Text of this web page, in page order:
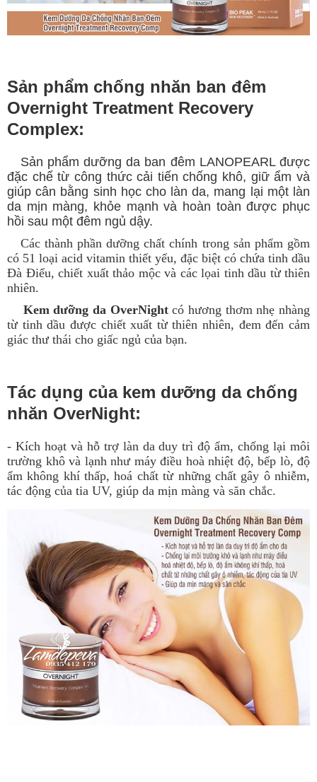
Sản phẩm chống nhăn ban đêm
Overnight Treatment Recovery
Complex:
Sản phẩm dưỡng da ban đêm LANOPEARL được
đặc chế từ công thức cải tiến chống khô, giữ ẩm và
giúp cân bằng sinh học cho làn da, mang lại một làn
da mịn màng, khỏe mạnh và hoàn toàn được phục
hồi sau một đêm ngủ dậy.
Các thành phần dưỡng chất chính trong sản phẩm gồm
có 51 loại acid vitamin thiết yếu, đặc biệt có chứa tinh dầu
Đà Điểu, chiết xuất thảo mộc và các lọai tinh dầu từ thiên
nhiên.
Kem dưỡng da OverNightcó hương thơm nhẹ nhàng
từ tinh dầu được chiết xuất từ thiên nhiên, đem đến cảm
giác thư thái cho giấc ngủ của bạn.
Tác dụng của kem dưỡng da chống
nhăn OverNight:
- Kích hoạt và hỗ trợ làn da duy trì độ ẩm, chống lại môi
trường khô và lạnh như máy điều hoà nhiệt độ, bếp lò, độ
ẩm không khí thấp, hoá chất từ những chất gây ô nhiễm,
tác động của tia UV, giúp da mịn màng và săn chắc.